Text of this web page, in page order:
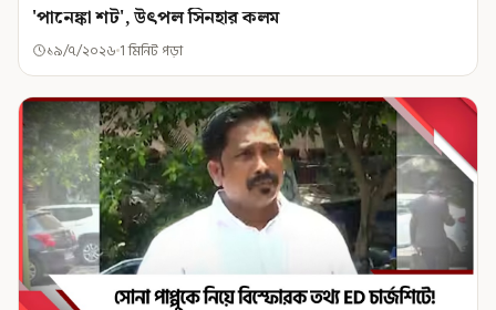
'পানেঙ্কা শট', উৎপল সিনহার কলম
১৯/৭/২০২৬ 1 মিনিট পড়া